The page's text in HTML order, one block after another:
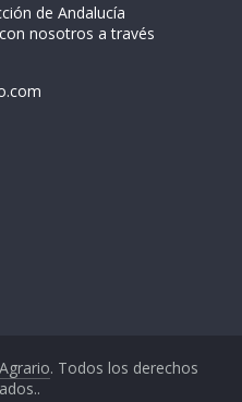
de Andalucía
nosotros a través
. Todos los derechos